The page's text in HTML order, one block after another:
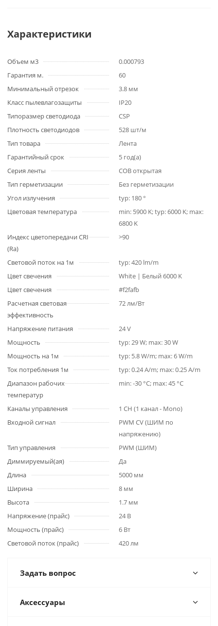
Характеристики
Объем м3
0.000793
Гарантия м.
60
Минимальный отрезок
3.8 мм
Класс пылевлагозащиты
IP20
Типоразмер светодиода
CSP
Плотность светодиодов
528 шт/м
Тип товара
Лента
Гарантийный срок
5 год(а)
Серия ленты
COB открытая
Тип герметизации
Без герметизации
Угол излучения
typ: 180 °
Цветовая температура
min: 5900 K; typ: 6000 K; max:
6800 K
Индекс цветопередачи CRI
(Ra)
>90
Световой поток на 1м
typ: 420 lm/m
Цвет свечения
White | Белый 6000 K
Цвет свечения
#f2fafb
Расчетная световая
эффективность
72 лм/Вт
Напряжение питания
24 V
Мощность
typ: 29 W; max: 30 W
Мощность на 1м
typ: 5.8 W/m; max: 6 W/m
Ток потребления 1м
typ: 0.24 A/m; max: 0.25 A/m
Диапазон рабочих
температур
min: -30 °C; max: 45 °C
Каналы управления
1 CH (1 канал - Mono)
Входной сигнал
PWM СV (ШИМ по
напряжению)
Тип управления
PWM (ШИМ)
Диммируемый(ая)
Да
Длина
5000 мм
Ширина
8 мм
Высота
1.7 мм
Напряжение (прайс)
24 В
Мощность (прайс)
6 Вт
Световой поток (прайс)
420 лм
Задать вопрос
Аксессуары